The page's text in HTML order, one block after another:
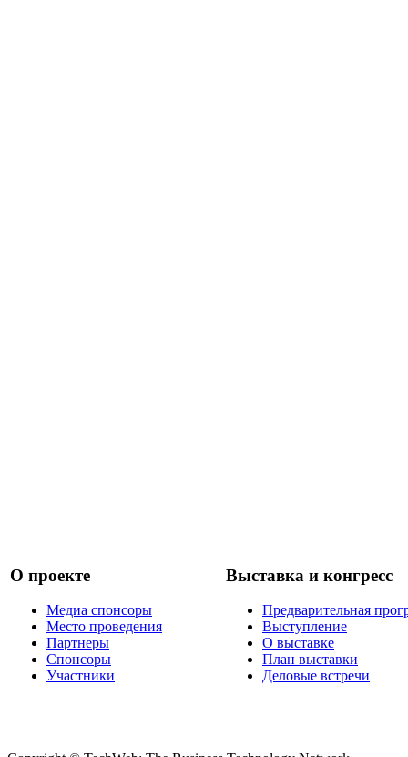
О проекте
Медиа спонсоры
Место проведения
Партнеры
Спонсоры
Участники
Выставка и конгресс
Предварительная
Выступление
О выставке
План выставки
Деловые встречи